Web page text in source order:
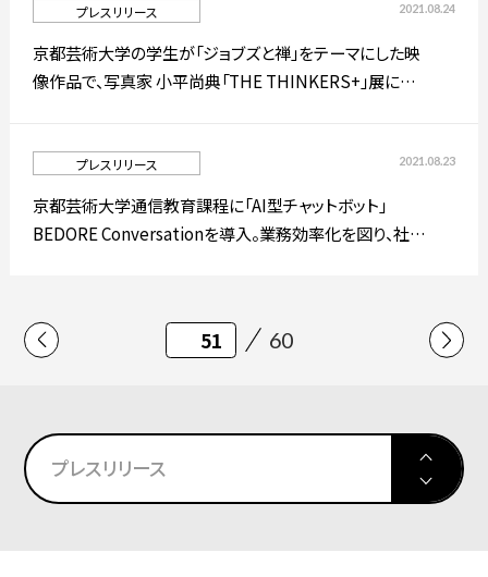
2021.08.24
プレスリリース
京都芸術大学の学生が「ジョブズと禅」をテーマにした映
像作品で、写真家 小平尚典「THE THINKERS+」展に参
2021.08.23
プレスリリース
京都芸術大学通信教育課程に「AI型チャットボット」
BEDORE Conversationを導入。業務効率化を図り、社会
60
プレスリリース